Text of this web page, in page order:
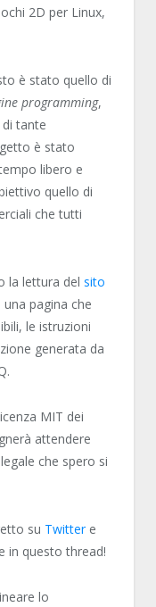
2D per Linux,
è stato quello di
programming,
tante
è stato
libero e
quello di
che tutti
la lettura del sito
pagina che
le istruzioni
generata da
MIT dei
attendere
che spero si
su Twittere
in questo thread!
lo